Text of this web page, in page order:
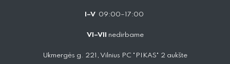
I–V 09:00–17:00
VI–VII nedirbame
Ukmergės g. 221, Vilnius PC "PIKAS" 2 aukšte